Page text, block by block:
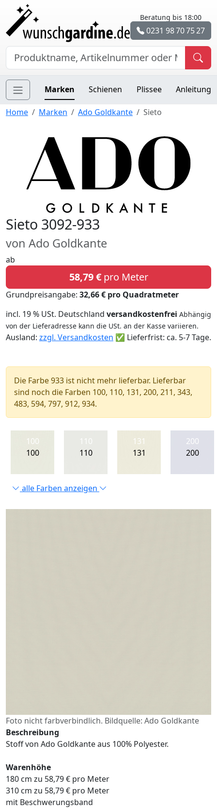
Beratung bis 18:00
0231 98 70 75 27
Marken Schienen Plissee Anleitung
Home Marken Ado Goldkante Sieto
Sieto 3092-933
von Ado Goldkante
ab
58,79 €pro Meter
Grundpreisangabe: 32,66 € pro Quadratmeter
incl. 19 % USt. Deutschland versandkostenfrei Abhängig
von der Lieferadresse kann die USt. an der Kasse variieren.
Ausland: zzgl. Versandkosten ✅ Lieferfrist: ca. 5-7 Tage.
Die Farbe 933 ist nicht mehr lieferbar. Lieferbar
sind noch die Farben 100, 110, 131, 200, 211, 343,
483, 594, 797, 912, 934.
100
100
110
110
131
131
200
200
alle Farben anzeigen
Foto nicht farbverbindlich. Bildquelle: Ado Goldkante
Beschreibung
Stoff von Ado Goldkante aus 100% Polyester.
Warenhöhe
180 cm zu 58,79 € pro Meter
310 cm zu 58,79 € pro Meter
mit Beschwerungsband